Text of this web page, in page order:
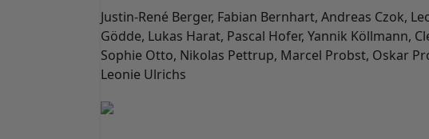
Justin-René Berger, Fabian Bernhart, Andreas Czok,
Gödde, Lukas Harat, Pascal Hofer, Yannik Köllmann,
Sophie Otto, Nikolas Pettrup, Marcel Probst, Oskar
Leonie Ulrichs